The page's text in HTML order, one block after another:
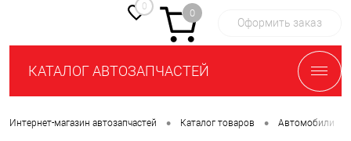
0
0
Оформить заказ
КАТАЛОГ АВТОЗАПЧАСТЕЙ
Интернет-магазин автозапчастей • Каталог товаров • Автомобили